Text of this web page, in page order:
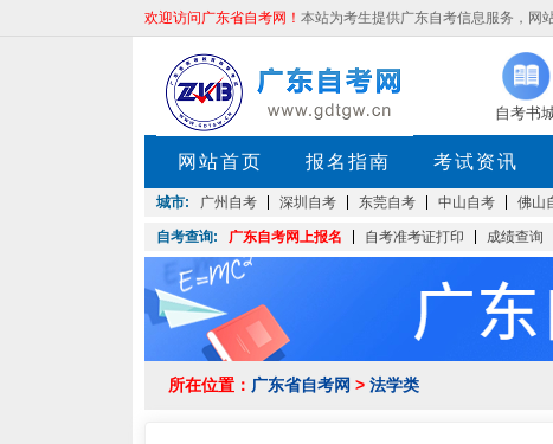
欢迎访问广东省自考网！ 本站为考生提供广东自考信息服务，网
自考书
网站首页 报名指南 考试资讯
城市: 广州自考 深圳自考 东莞自考 中山自考 佛山
自考查询: 广东自考网上报名 自考准考证打印 成绩查询
所在位置： 广东省自考网 > 法学类